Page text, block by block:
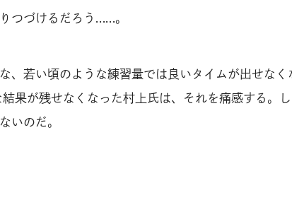
つづけるだろう……。
、若い頃のような練習量では良いタイムが出せなく
果が残せなくなった村上氏は、それを痛感する。し
いのだ。